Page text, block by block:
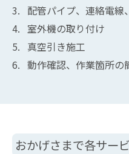
配管パイプ、連絡電線
室外機の取り付け
真空引き施工
動作確認、作業箇所の
おかげさまで各サー